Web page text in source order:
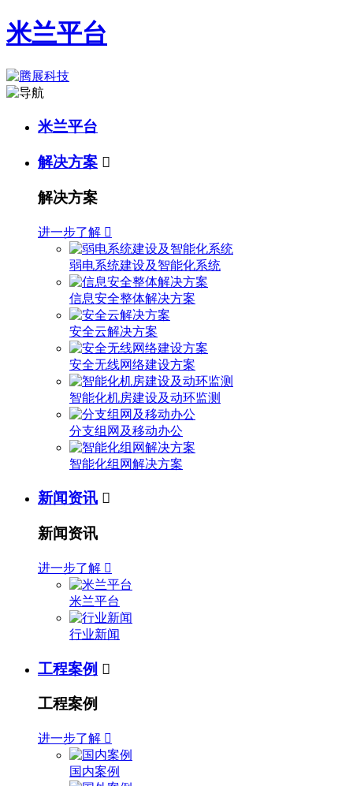
米兰平台
米兰平台
解决方案 
解决方案
进一步了解 
弱电系统建设及智能化系统
信息安全整体解决方案
安全云解决方案
安全无线网络建设方案
智能化机房建设及动环监测
分支组网及移动办公
智能化组网解决方案
新闻资讯 
新闻资讯
进一步了解 
米兰平台
行业新闻
工程案例 
工程案例
进一步了解 
国内案例